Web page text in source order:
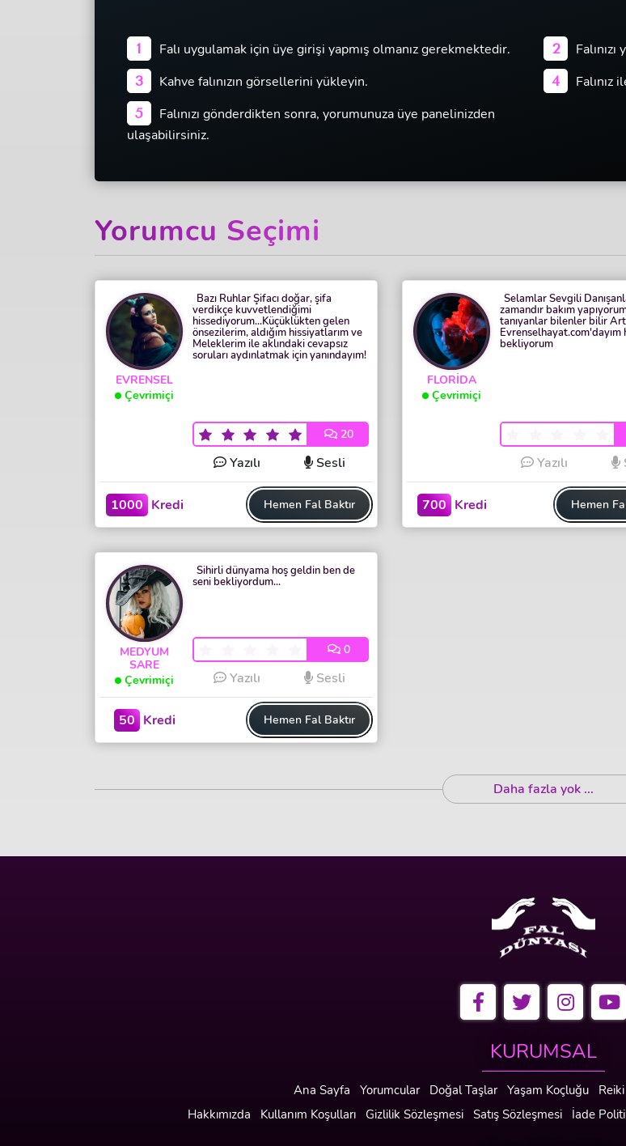
1 Falı uygulamak için üye girişi yapmış olmanız gerekmektedir. 2
3
Kahve falınızın görsellerini yükleyin. 4
5
Falınızı gönderdikten sonra, yorumunuza üye panelinizden
ulaşabilirsiniz.
Yorumcu Seçimi
EVRENSEL
Çevrimiçi
Bazı Ruhlar Şifacı doğar, şifa
verdikçe kuvvetlendiğimi
hissediyorum...Küçüklükten gelen
önsezilerim, aldığım hissiyatlarım ve
Meleklerim ile aklındaki cevapsız
soruları aydınlatmak için yanındayım!
20
Yazılı Sesli
1000 Kredi Hemen Fal Baktır
FLORİDA
Çevrimiçi
Selamlar Sevgili
zamandır bakım
tanıyanlar bilenler bilir
Evrenselhayat.com'dayım
bekliyorum
Yazılı
700 Kredi Hemen
MEDYUM
SARE
Çevrimiçi
Sihirli dünyama hoş geldin ben de
seni bekliyordum...
0
Yazılı Sesli
50 Kredi Hemen Fal Baktır
Daha fazla yok ...
KURUMSAL
Ana Sayfa Yorumcular Doğal Taşlar Yaşam Koçluğu Reiki
Hakkımızda
Kullanım Koşulları Gizlilik Sözleşmesi Satış Sözleşmesi İade